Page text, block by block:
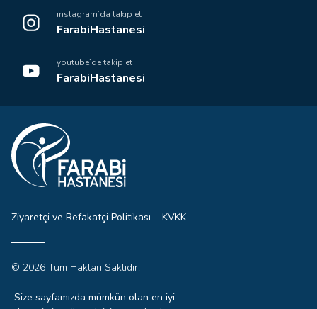
instagram’da takip et
FarabiHastanesi
youtube’de takip et
FarabiHastanesi
Ziyaretçi ve Refakatçi Politikası KVKK
© 2026 Tüm Hakları Saklıdır.
İzinsiz, kaynak gösterilmeden kullanılamaz.
Size sayfamızda mümkün olan en iyi